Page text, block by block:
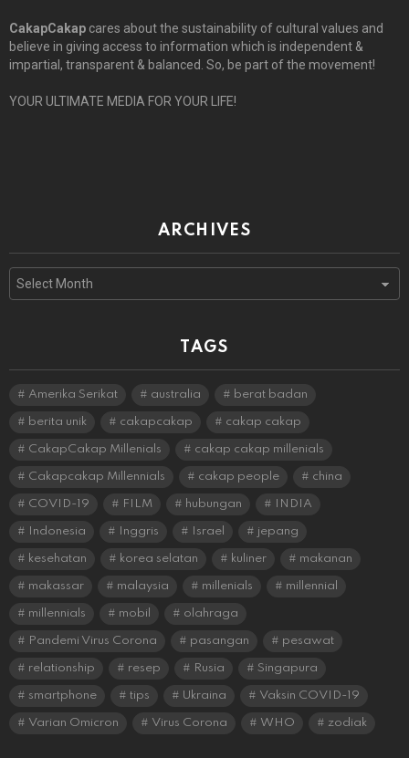
CakapCakap cares about the sustainability of cultural values and
believe in giving access to information which is independent &
impartial, transparent & balanced. So, be part of the movement!
YOUR ULTIMATE MEDIA FOR YOUR LIFE!
ARCHIVES
Archives
TAGS
Amerika Serikat australia berat badan
berita unik cakapcakap cakap cakap
CakapCakap Millenials cakap cakap millenials
Cakapcakap Millennials cakap people china
COVID-19 FILM hubungan INDIA
Indonesia Inggris Israel jepang
kesehatan korea selatan kuliner makanan
makassar malaysia millenials millennial
millennials mobil olahraga
Pandemi Virus Corona pasangan pesawat
relationship resep Rusia Singapura
smartphone tips Ukraina Vaksin COVID-19
Varian Omicron Virus Corona WHO zodiak